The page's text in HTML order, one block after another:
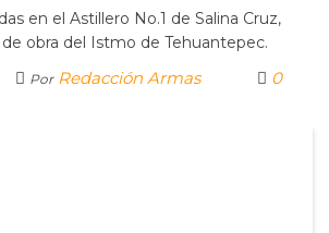
en el Astillero No.1 de Salina Cruz,
obra del Istmo de Tehuantepec.
Por Redacción Armas 0